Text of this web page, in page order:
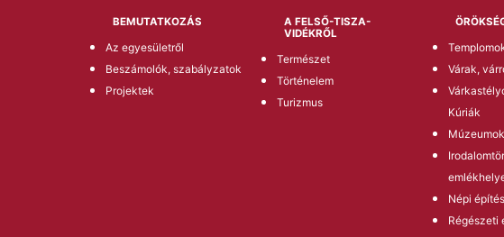
BEMUTATKOZÁS
Az egyesületről
Beszámolók, szabályzatok
Projektek
A FELSŐ-TISZA-
VIDÉKRŐL
Természet
Történelem
Turizmus
Várak,
Kúriák
Népi
Régészeti